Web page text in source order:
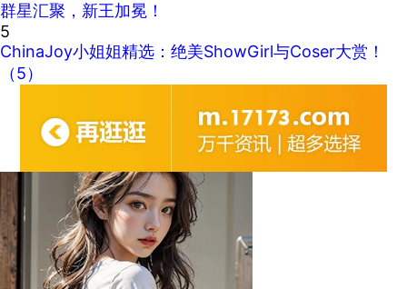
群星汇聚，新王加冕！
5
ChinaJoy小姐姐精选：绝美ShowGirl与Coser大赏！
（5）